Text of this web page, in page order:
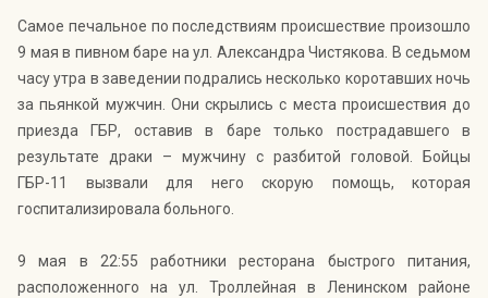
Самое печальное по последствиям происшествие произошло
9 мая в пивном баре на ул. Александра Чистякова. В седьмом
часу утра в заведении подрались несколько коротавших ночь
за пьянкой мужчин. Они скрылись с места происшествия до
приезда ГБР, оставив в баре только пострадавшего в
результате драки – мужчину с разбитой головой. Бойцы
ГБР-11 вызвали для него скорую помощь, которая
госпитализировала больного.
9 мая в 22:55 работники ресторана быстрого питания,
расположенного на ул. Троллейная в Ленинском районе